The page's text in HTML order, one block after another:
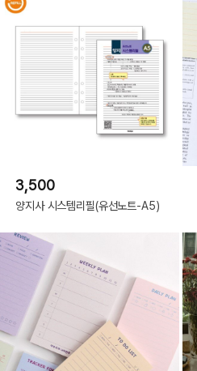
3,500
양지사 시스템리필(유선노트-A5)